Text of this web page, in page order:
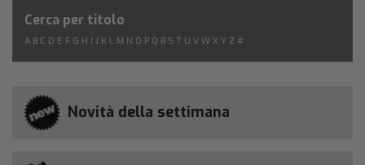
Cerca per titolo
A B C D E F G H I J K L M N O P Q R S T U V W X Y Z #
Novità della settimana